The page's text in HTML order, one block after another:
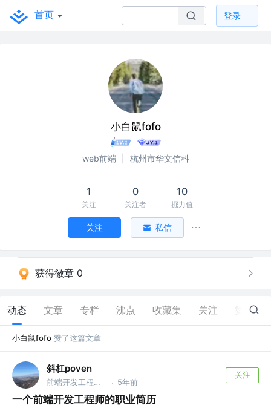
首页 登录
小白鼠fofo
web前端 杭州市华文信科
1
关注
0
关注者
10
掘力值
关注 私信
获得徽章 0
动态 文章 专栏 沸点 收藏集 关注 3
小白鼠fofo 赞了这篇文章
斜杠poven
前端开发工程师 @Github主页 : https://github.com/konglingwen94 · 5年前
关注
一个前端开发工程师的职业简历